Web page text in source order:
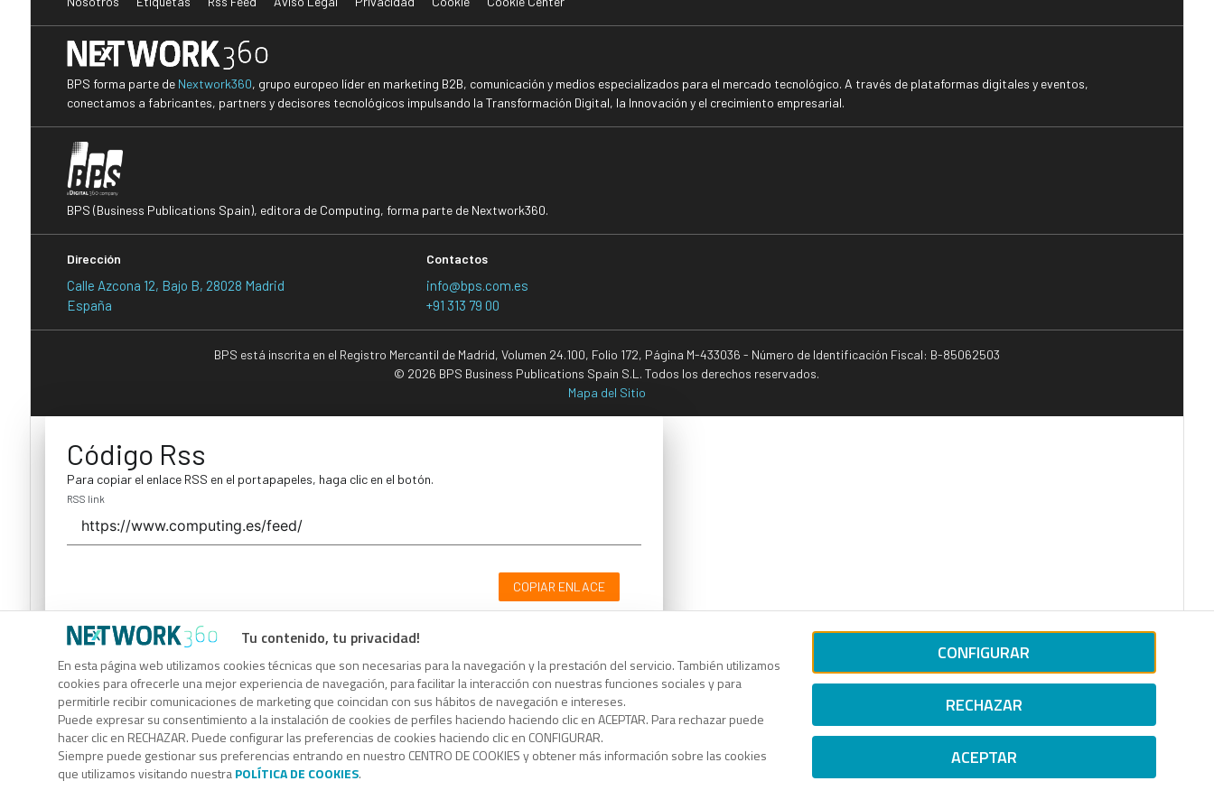
Tu contenido, tu privacidad!
En esta página web utilizamos cookies técnicas que son necesarias para la navegación y la prestación del servicio. También utilizamos
cookies para ofrecerle una mejor experiencia de navegación, para facilitar la interacción con nuestras funciones sociales y para
permitirle recibir comunicaciones de marketing que coincidan con sus hábitos de navegación e intereses.
Puede expresar su consentimiento a la instalación de cookies de perfiles haciendo haciendo clic en ACEPTAR. Para rechazar puede
hacer clic en RECHAZAR. Puede configurar las preferencias de cookies haciendo clic en CONFIGURAR.
Siempre puede gestionar sus preferencias entrando en nuestro CENTRO DE COOKIES y obtener más información sobre las cookies
que utilizamos visitando nuestraPOLÍTICA DE COOKIES.
CONFIGURAR
RECHAZAR
ACEPTAR
BPS forma parte de Nextwork360, grupo europeo líder en marketing B2B, comunicación y medios especializados para el mercado tecnológico. A través de plataformas digitales y eventos,
conectamos a fabricantes, partners y decisores tecnológicos impulsando la Transformación Digital, la Innovación y el crecimiento empresarial.
BPS (Business Publications Spain), editora de Computing, forma parte de Nextwork360.
Dirección
Calle Azcona 12, Bajo B, 28028 Madrid
España
Contactos
info@bps.com.es
+91 313 79 00
BPS está inscrita en el Registro Mercantil de Madrid, Volumen 24.100, Folio 172, Página M-433036 - Número de Identificación Fiscal: B-85062503
© 2026 BPS Business Publications Spain S.L. Todos los derechos reservados.
Mapa del Sitio
Código Rss
Para copiar el enlace RSS en el portapapeles, haga clic en el botón.
RSS link
COPIAR ENLACE
Código Rss
Para copiar el enlace RSS en el portapapeles, haga clic en el botón.